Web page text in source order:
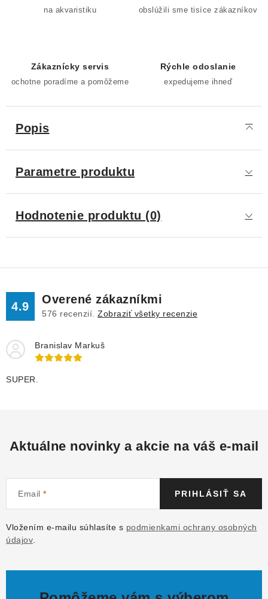
na akvaristiku obslúžili sme tisíce zákazníkov
Zákaznícky servis
ochotne poradíme a pomôžeme
Rýchle odoslanie
expedujeme ihneď
Popis
Parametre produktu
Hodnotenie produktu (0)
4.9
Overené zákazníkmi
576 recenzií. Zobraziť všetky recenzie
Branislav Markuš
SUPER.
Aktuálne novinky a akcie na váš e-mail
Email
Vložením e-mailu súhlasíte s podmienkami ochrany osobných
údajov
PRIHLÁSIŤ SA